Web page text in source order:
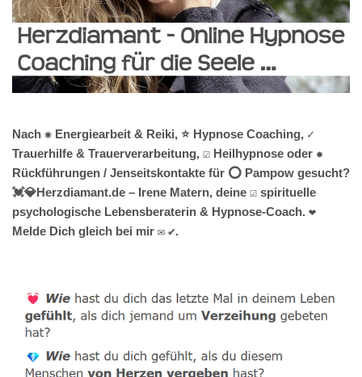
Nach ✺ Energiearbeit & Reiki, ⭐ Hypnose Coaching, ✓
Trauerhilfe & Trauerverarbeitung, ☑️ Heilhypnose oder ✹
Rückführungen / Jenseitskontakte für ⭕ Pampow gesucht?
💓️💎Herzdiamant.de – Irene Matern, deine ☑️ spirituelle
psychologische Lebensberaterin & Hypnose-Coach. ❤
Melde Dich gleich bei mir ✉ ✔.